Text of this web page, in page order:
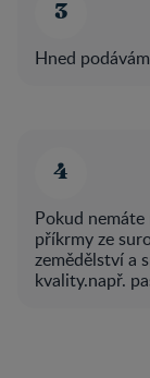
Hned
Pokud
příkrmy ze
zemědělství a
kvality.např.